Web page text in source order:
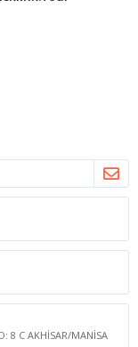
8 C AKHİSAR/MANİSA